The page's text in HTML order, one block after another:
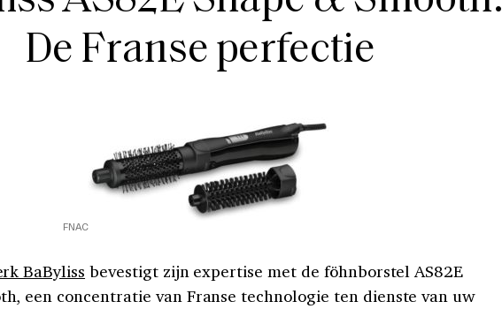
De Franse perfectie
FNAC
BaByliss bevestigt zijn expertise met de föhnborstel AS82E
een concentratie van Franse technologie ten dienste van uw